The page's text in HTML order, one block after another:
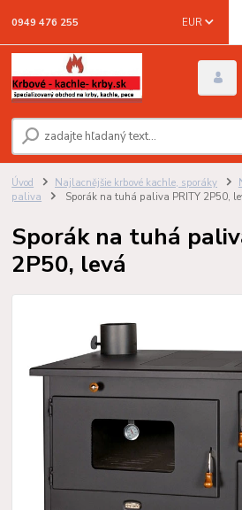
EUR
0949 476 255
Úvod Najlacnějšie krbové kachle, sporáky
paliva
Sporák na tuhá paliva PRITY 2P50,
Sporák na tuhá
2P50, levá